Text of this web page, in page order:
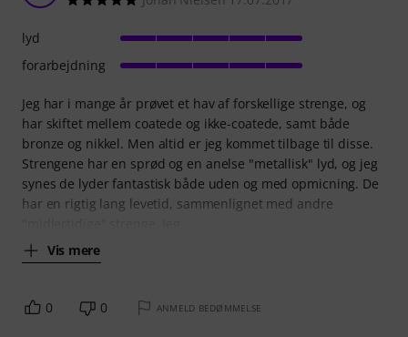
Jeg har i mange år prøvet et hav af forskellige strenge, og
har skiftet mellem coatede og ikke-coatede, samt både
bronze og nikkel. Men altid er jeg kommet tilbage til disse.
Strengene har en sprød og en anelse "metallisk" lyd, og jeg
synes de lyder fantastisk både uden og med opmicning. De
har en rigtig lang levetid, sammenlignet med andre
Vis mere
lyd
forarbejdning
0 0 ANMELD BEDØMMELSE